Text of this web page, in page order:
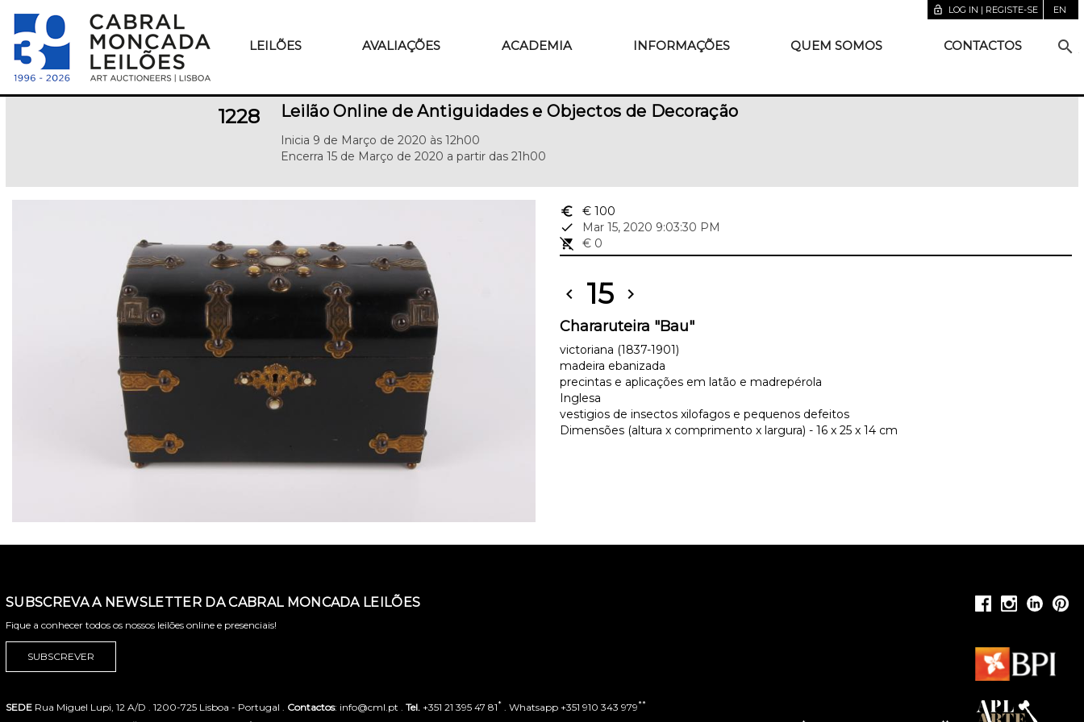
lock_open LOG IN | REGISTE-SE EN
LEILÕES AVALIAÇÕES ACADEMIA INFORMAÇÕES QUEM SOMOS CONTACTOS search
1228 Leilão Online de Antiguidades e Objectos de Decoração
Inicia 9 de Março de 2020 às 12h00
Encerra 15 de Março de 2020 a partir das 21h00
euro_symbol
€ 100
done
Mar 15, 2020 9:03:30 PM
remove_shopping_cart
€ 0
chevron_left 15 chevron_right
Chararuteira "Bau"
victoriana (1837-1901)
madeira ebanizada
precintas e aplicações em latão e madrepérola
Inglesa
vestigios de insectos xilofagos e pequenos defeitos
Dimensões (altura x comprimento x largura) - 16 x 25 x 14 cm
SUBSCREVA A NEWSLETTER DA CABRAL MONCADA LEILÕES
Fique a conhecer todos os nossos leilões online e presenciais!
SUBSCREVER
SEDE Rua Miguel Lupi, 12 A/D . 1200-725 Lisboa - Portugal . Contactos: info@cml.pt . Tel. +351 21 395 47 81* . Whatsapp +351 910 343 979**